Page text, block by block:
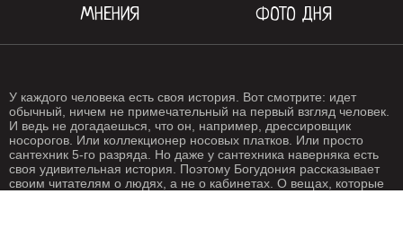
МНЕНИЯ
ФОТО ДНЯ
У каждого человека есть своя история. Вот смотрите: идет
обычный, ничем не примечательный на первый взгляд человек.
И ведь не догадаешься, что он, например, дрессировщик
носорогов. Или коллекционер носовых платков. Или просто
сантехник 5-го разряда. Но даже у сантехника наверняка есть
своя удивительная история. Поэтому Богудония рассказывает
своим читателям о людях, а не о кабинетах. О вещах, которые